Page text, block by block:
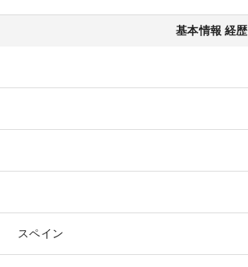
基本情報 経歴
スペイン